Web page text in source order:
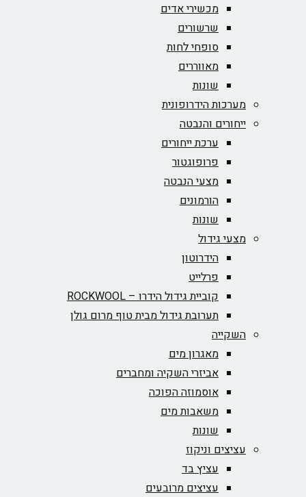
מכשירי אדים
שרשורים
סופחי לחות
מאווררים
שונות
מערכות הידרופונית
ייחורים והנבטה
ערכת ייחורים
פרופוגטור
מצעי הנבטה
הורמונים
שונות
מצעי גידול
הידרוטון
פרלייט
קוביית גידול הידרו – ROCKWOOL‏
תערובת גידול מבית טוף מרום גולן
השקייה
מאגרון מים
אביזרי השקיה ומחברים
אוסמוזה הפוכה
משאבות מים
שונות
עציצים וניקוז
עציץ בד
עציצים מרובעים